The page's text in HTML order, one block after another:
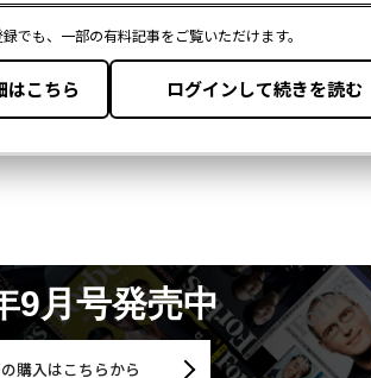
9月号発売中
購入はこちらから